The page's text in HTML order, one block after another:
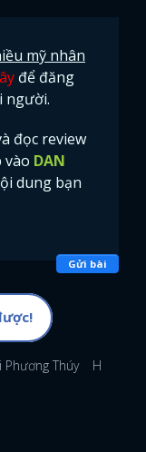
mỹ nhân
để đăng
người.
đọc review
vào DAN
dung bạn
Gửi bài
Phương Thúy Hồ Ngọc